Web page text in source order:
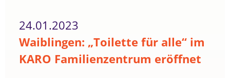
24.01.2023
Waiblingen: „Toilette für alle“ im
KARO Familienzentrum eröffnet